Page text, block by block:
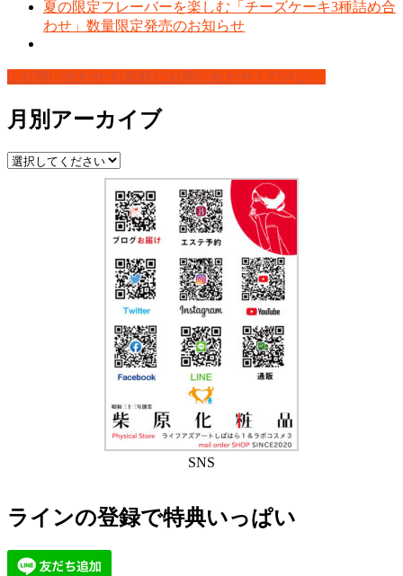
夏の限定フレーバーを楽しむ「チーズケーキ3種詰め合
わせ」数量限定発売のお知らせ
お問い合わせ お気軽にお問い合わせください。
月別アーカイブ
SNS
ラインの登録で特典いっぱい